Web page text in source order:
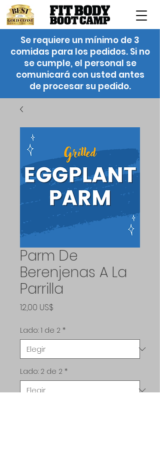
Se requiere un mínimo de 3
comidas para los pedidos. Si no
se cumple, el personal se
comunicará con usted antes
de procesar su pedido.
Parm De
Berenjenas A La
Parrilla
12,00 US$
Lado: 1 de 2 *
Lado: 2 de 2 *